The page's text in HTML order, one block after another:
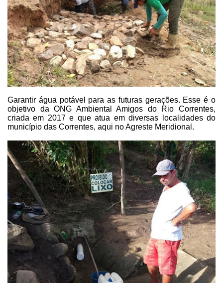
Garantir água potável para as futuras gerações. Esse é o
objetivo da ONG Ambiental
Amigos do Rio Correntes,
criada em 2017 e que atua em diversas localidades do
município das Correntes, aqui no Agreste Meridional.